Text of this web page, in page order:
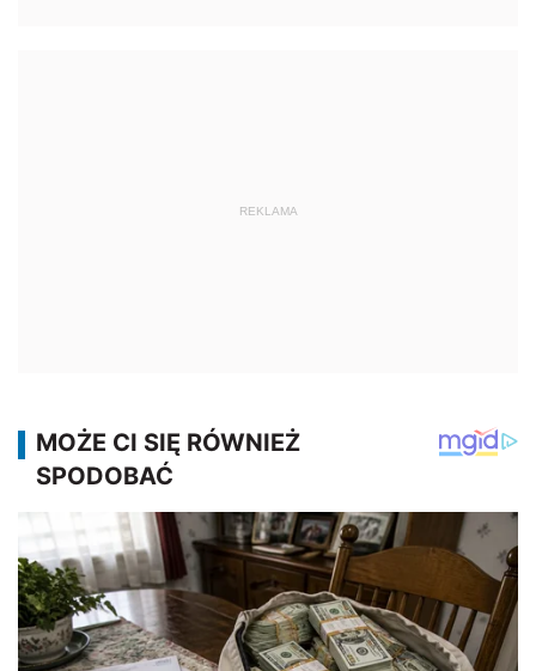
REKLAMA